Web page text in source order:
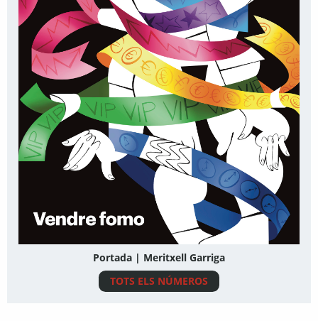
Portada | Meritxell Garriga
TOTS ELS NÚMEROS